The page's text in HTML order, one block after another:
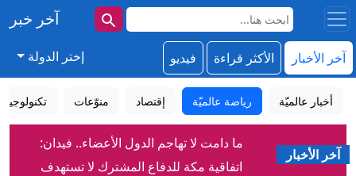
آخر خبر
آخر الأخبار الأكثر قراءة فيديو إختر الدولة
أخبار عالميّة رياضة عالميّة إقتصاد منوّعات تكنولوجيا
آخر الأخبار
ما دامت لا تهاجم الدول الأعضاء.. فيدان:
اتفاقية مكة للدفاع المشترك لا تستهدف